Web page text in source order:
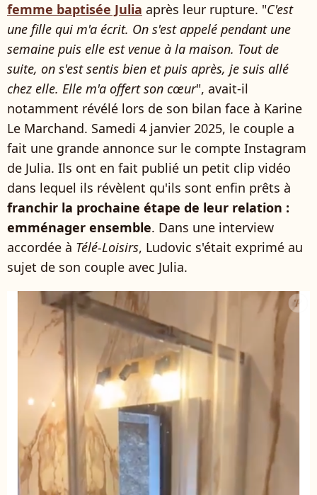
femme baptisée Julia après leur rupture. "C'est
une fille qui m'a écrit. On s'est appelé pendant une
semaine puis elle est venue à la maison. Tout de
suite, on s'est sentis bien et puis après, je suis allé
chez elle. Elle m'a offert son cœur", avait-il
notamment révélé lors de son bilan face à Karine
Le Marchand. Samedi 4 janvier 2025, le couple a
fait une grande annonce sur le compte Instagram
de Julia. Ils ont en fait publié un petit clip vidéo
dans lequel ils révèlent qu'ils sont enfin prêts à
franchir la prochaine étape de leur relation :
emménager ensemble. Dans une interview
accordée à Télé-Loisirs, Ludovic s'était exprimé au
sujet de son couple avec Julia.